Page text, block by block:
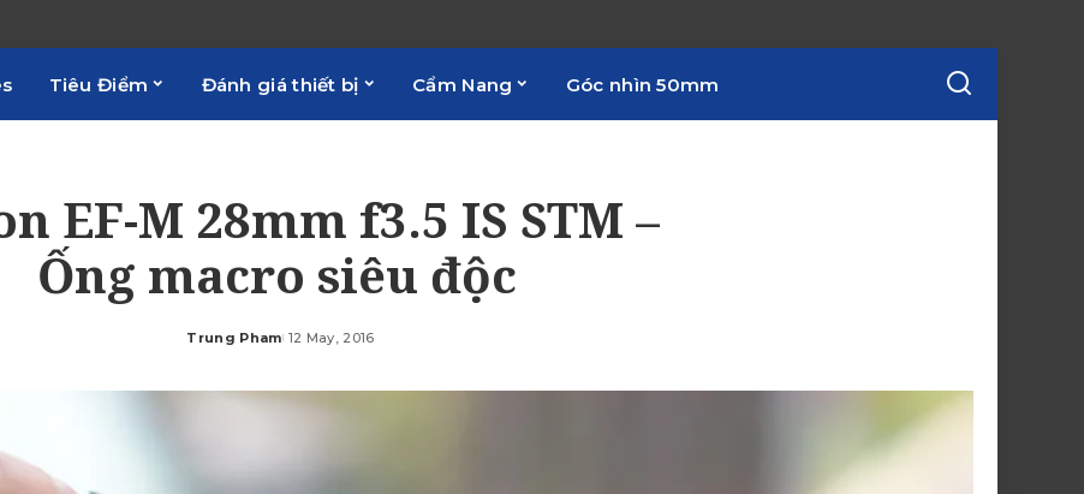
Tiêu Điểm Đánh giá thiết bị Cẩm Nang Góc nhìn 50mm
EF-M 28mm f3.5 IS STM –
Ống macro siêu độc
Posted
Trung Pham 12 May, 2016